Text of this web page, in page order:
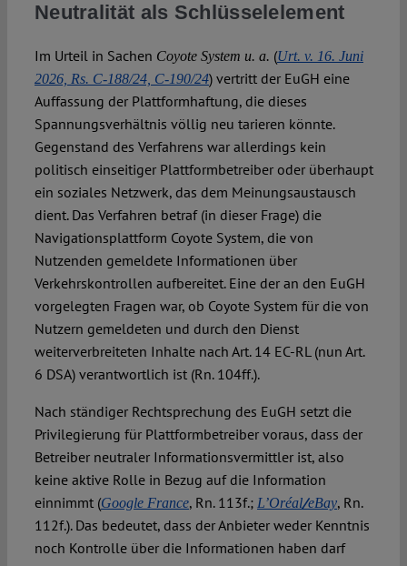
Neutralität als Schlüsselelement
Im Urteil in Sachen Coyote System u. a. (Urt. v. 16. Juni
2026, Rs. C‑188/24, C-190/24) vertritt der EuGH eine
Auffassung der Plattformhaftung, die dieses
Spannungsverhältnis völlig neu tarieren könnte.
Gegenstand des Verfahrens war allerdings kein
politisch einseitiger Plattformbetreiber oder überhaupt
ein soziales Netzwerk, das dem Meinungsaustausch
dient. Das Verfahren betraf (in dieser Frage) die
Navigationsplattform Coyote System, die von
Nutzenden gemeldete Informationen über
Verkehrskontrollen aufbereitet. Eine der an den EuGH
vorgelegten Fragen war, ob Coyote System für die von
Nutzern gemeldeten und durch den Dienst
weiterverbreiteten Inhalte nach Art. 14 EC-RL (nun Art.
6 DSA) verantwortlich ist (Rn. 104ff.).
Nach ständiger Rechtsprechung des EuGH setzt die
Privilegierung für Plattformbetreiber voraus, dass der
Betreiber neutraler Informationsvermittler ist, also
keine aktive Rolle in Bezug auf die Information
einnimmt (Google France, Rn. 113f.; L’Oréal/eBay, Rn.
112f.). Das bedeutet, dass der Anbieter weder Kenntnis
noch Kontrolle über die Informationen haben darf